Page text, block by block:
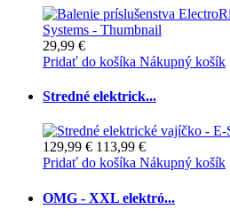
29,99 €
Pridať do košíka Nákupný košík
Stredné elektrick...
129,99 € 113,99 €
Pridať do košíka Nákupný košík
OMG - XXL elektró...